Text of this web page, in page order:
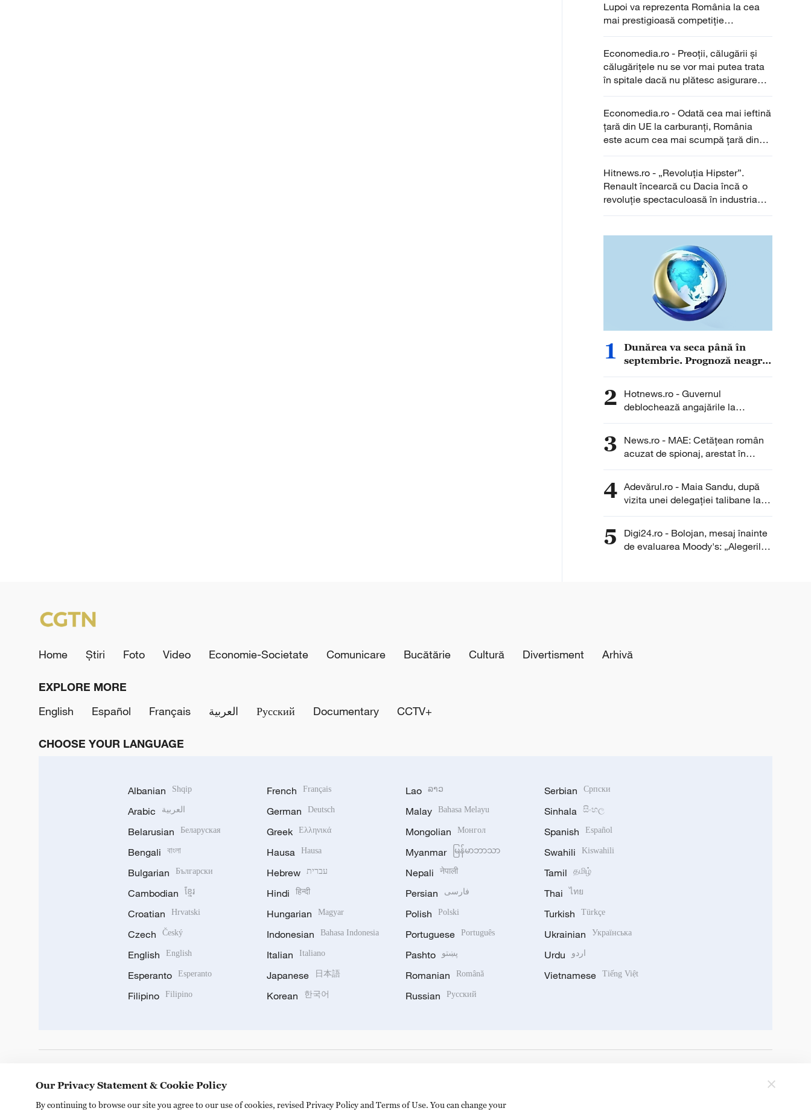
Lupoi va reprezenta România la cea
mai prestigioasă competiție
gastronomică din lume: „A existat un
foarte puternic”
Economedia.ro - Preoții, călugării și
călugărițele nu se vor mai putea trata
în spitale dacă nu plătesc asigurare
medicală la stat / ”Dacă până acum
de la plată, din 1 septembrie 2025 vor
trece în rândul celor care trebuie să
achite contribuția”
Economedia.ro - Odată cea mai ieftină
țară din UE la carburanți, România
este acum cea mai scumpă țară din
regiune / Prețuri mai mari ca în Austria
Hitnews.ro - „Revoluția Hipster”.
Renault încearcă cu Dacia încă o
revoluție spectaculoasă în industria
auto, dedicată orașelor aglomerate
data aceasta va fi mai greu decât cu
Logan, se bate cu China”
1
Dunărea va seca până în
septembrie. Prognoză neagră
2
Hotnews.ro - Guvernul
deblochează angajările la
Transgaz, Transelectrica și
posturi scoase la concurs
3
News.ro - MAE: Cetăţean român
acuzat de spionaj, arestat în
Germania/ Nu au fost înregistrate
din partea cetăţeanului sau a
familiei sale
4 Adevărul.ro - Maia Sandu, după
vizita unei delegației talibane la
Chișinău: „Este rușinos că
documentează”
5
Digi24.ro - Bolojan, mesaj înainte
de evaluarea Moody's: „Alegerile
Home Știri Foto Video Economie-Societate Comunicare Bucătărie Cultură Divertisment Arhivă
EXPLORE MORE
English
Español Français العربية Русский Documentary CCTV+
CHOOSE YOUR LANGUAGE
Albanian Shqip
Arabic العربية
Belarusian Беларуская
Bengali বাংলা
Bulgarian Български
Cambodian ខ្មែរ
Croatian Hrvatski
Czech Český
English English
Esperanto Esperanto
Filipino Filipino
French Français
German Deutsch
Greek Ελληνικά
Hausa Hausa
Hebrew עברית
Hindi हिन्दी
Hungarian Magyar
Indonesian Bahasa Indonesia
Italian Italiano
Japanese 日本語
Korean 한국어
Lao ລາວ
Malay Bahasa Melayu
Mongolian Монгол
Myanmar မြန်မာဘာသာ
Nepali नेपाली
Persian فارسی
Polish Polski
Portuguese Português
Pashto پښتو
Romanian Română
Russian Русский
Serbian Српски
Sinhala සිංහල
Spanish Español
Swahili Kiswahili
Tamil தமிழ்
Thai ไทย
Turkish Türkçe
Ukrainian Українська
Urdu اردو
Vietnamese Tiếng Việt
Our Privacy Statement & Cookie Policy
By continuing to browse our site you agree to our use of cookies, revised Privacy Policy and Terms of Use. You can change your